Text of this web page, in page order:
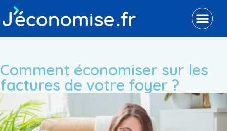
Comment économiser sur les
factures de votre foyer ?